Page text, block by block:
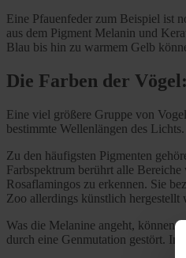
Eine Pfauenfeder zum Beispiel ist
aus dem Pigment Melanin und
Blau bis hin zu warmem Gelb
Die Farben der
Eine viel größere Gruppe von
bestimmte Wellenlängen des
Zu den häufigsten Pigmenten
Farbspektrum berührt alle
Rosaflamingos zu erkennen. Sie
Zoo allerdings künstlich hergestellt
Was die Melanine angeht, können
durch eine Genmutation gestört. In